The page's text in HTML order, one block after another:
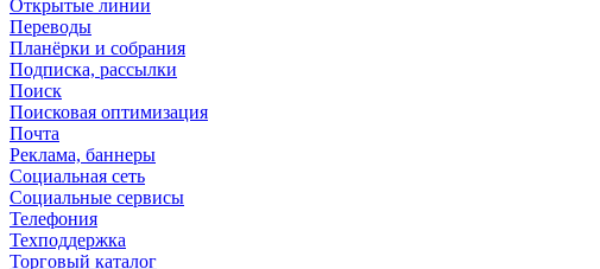
Открытые линии
Переводы
Планёрки и собрания
Подписка, рассылки
Поиск
Поисковая оптимизация
Почта
Реклама, баннеры
Социальная сеть
Социальные сервисы
Телефония
Техподдержка
Торговый каталог